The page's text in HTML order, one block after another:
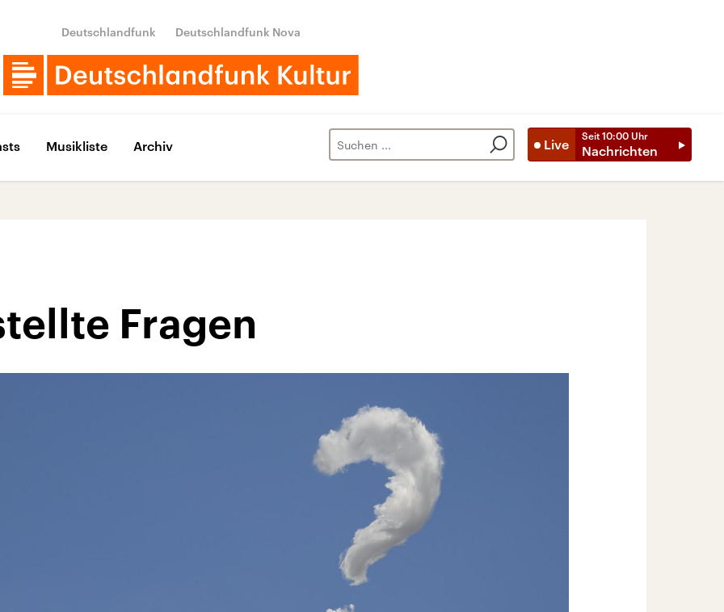
Deutschlandfunk Deutschlandfunk Nova
Live
Seit 10:00 Uhr
Nachrichten
Musikliste Archiv
Fragen